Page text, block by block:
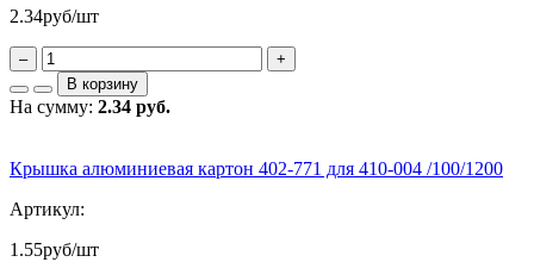
2.34руб/шт
–
+
В корзину
На сумму: 2.34 руб.
Крышка алюминиевая картон 402-771 для 410-004 /100/1200
Артикул:
1.55руб/шт